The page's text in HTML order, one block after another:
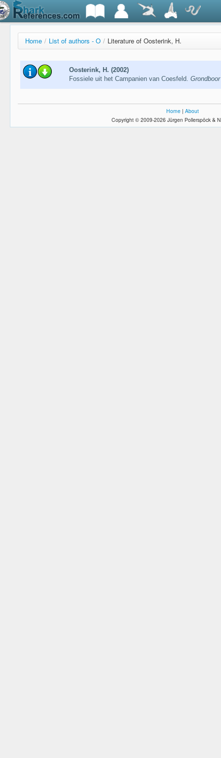
Home / List of authors - O / Literature of Oosterink, H.
Oosterink, H. (2002)
Fossiele uit het Campanien van Coesfeld.
Home | About
Copyright © 2009-2026 Jürgen Pollerspöck &